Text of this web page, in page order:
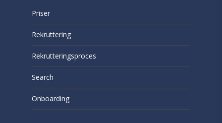
Priser
Rekruttering
Rekrutteringsproces
Search
Onboarding